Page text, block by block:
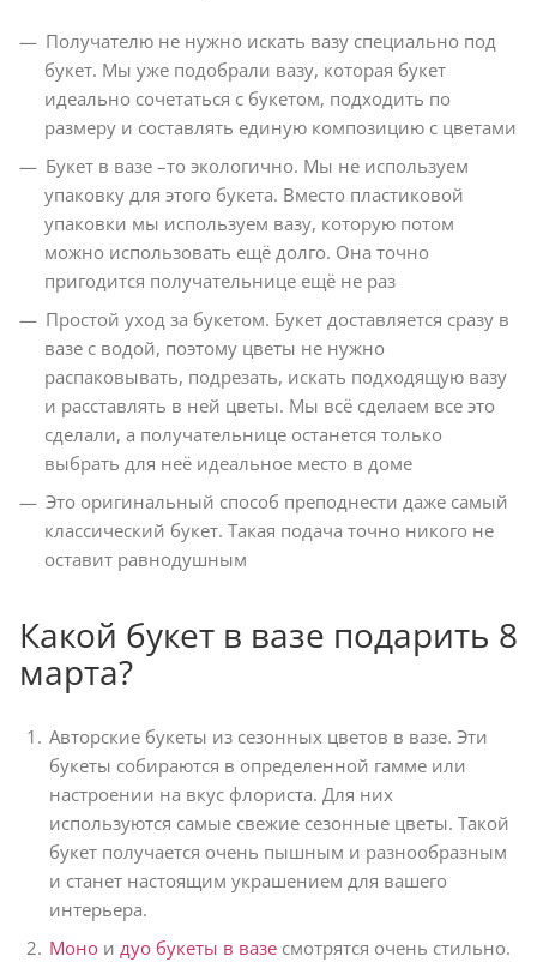
Получателю не нужно искать вазу специально под
букет. Мы уже подобрали вазу, которая букет
идеально сочетаться с букетом, подходить по
размеру и составлять единую композицию с цветами
Букет в вазе –то экологично. Мы не используем
упаковку для этого букета. Вместо пластиковой
упаковки мы используем вазу, которую потом
можно использовать ещё долго. Она точно
пригодится получательнице ещё не раз
Простой уход за букетом. Букет доставляется сразу в
вазе с водой, поэтому цветы не нужно
распаковывать, подрезать, искать подходящую вазу
и расставлять в ней цветы. Мы всё сделаем все это
сделали, а получательнице останется только
выбрать для неё идеальное место в доме
Это оригинальный способ преподнести даже самый
классический букет. Такая подача точно никого не
оставит равнодушным
Какой букет в вазе подарить 8
марта?
Авторские букеты из сезонных цветов в вазе. Эти
букеты собираются в определенной гамме или
настроении на вкус флориста. Для них
используются самые свежие сезонные цветы. Такой
букет получается очень пышным и разнообразным
и станет настоящим украшением для вашего
интерьера.
Моно и дуо букеты в вазе смотрятся очень стильно.